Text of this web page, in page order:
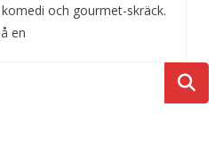
och gourmet-skräck.
en